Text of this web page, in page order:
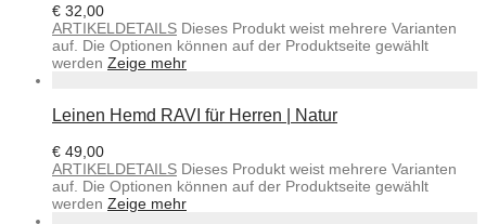
€ 32,00
ARTIKELDETAILS Dieses Produkt weist mehrere Varianten
auf. Die Optionen können auf der Produktseite gewählt
werden Zeige mehr
Leinen Hemd RAVI für Herren | Natur
€ 49,00
ARTIKELDETAILS Dieses Produkt weist mehrere Varianten
auf. Die Optionen können auf der Produktseite gewählt
werden Zeige mehr